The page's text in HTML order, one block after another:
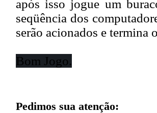
após isso jogue um
seqüência dos
serão acionados e termina
Bom Jogo.
Pedimos sua atenção: